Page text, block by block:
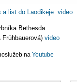
a list do Laodikeje video
rybníka
Frühbauerová) video
na Youtube